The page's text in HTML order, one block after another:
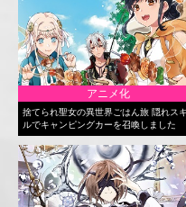
アニメ化
捨てられ聖女の異世界ごはん旅 隠れスキ
ルでキャンピングカーを召喚しました